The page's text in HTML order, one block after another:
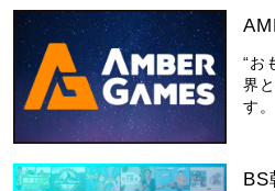
“お
界
す。
BS